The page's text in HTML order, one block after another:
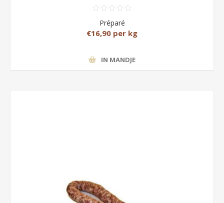
Préparé
€16,90 per kg
IN MANDJE